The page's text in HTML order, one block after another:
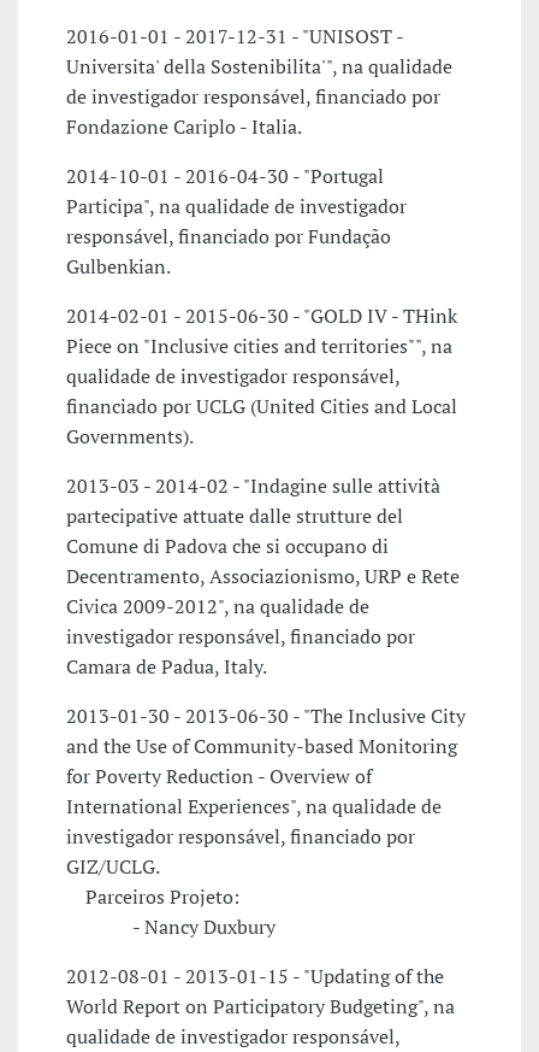
2016-01-01 - 2017-12-31 - "UNISOST -
Universita' della Sostenibilita'", na qualidade
de investigador responsável, financiado por
Fondazione Cariplo - Italia.
2014-10-01 - 2016-04-30 - "Portugal
Participa", na qualidade de investigador
responsável, financiado por Fundação
Gulbenkian.
2014-02-01 - 2015-06-30 - "GOLD IV - THink
Piece on "Inclusive cities and territories"", na
qualidade de investigador responsável,
financiado por UCLG (United Cities and Local
Governments).
2013-03 - 2014-02 - "Indagine sulle attività
partecipative attuate dalle strutture del
Comune di Padova che si occupano di
Decentramento, Associazionismo, URP e Rete
Civica 2009-2012", na qualidade de
investigador responsável, financiado por
Camara de Padua, Italy.
2013-01-30 - 2013-06-30 - "The Inclusive City
and the Use of Community-based Monitoring
for Poverty Reduction - Overview of
International Experiences", na qualidade de
investigador responsável, financiado por
GIZ/UCLG.
Parceiros Projeto:
- Nancy Duxbury
2012-08-01 - 2013-01-15 - "Updating of the
World Report on Participatory Budgeting", na
qualidade de investigador responsável,